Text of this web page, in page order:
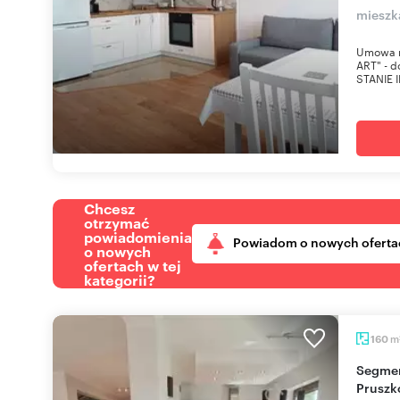
Umowa
ART" -
STANIE
Chcesz
otrzymać
powiadomienia
o nowych
ofertach w tej
kategorii?
Powiadom o nowych
160 m
Segment z ogrodem, kominkiem i sauną w